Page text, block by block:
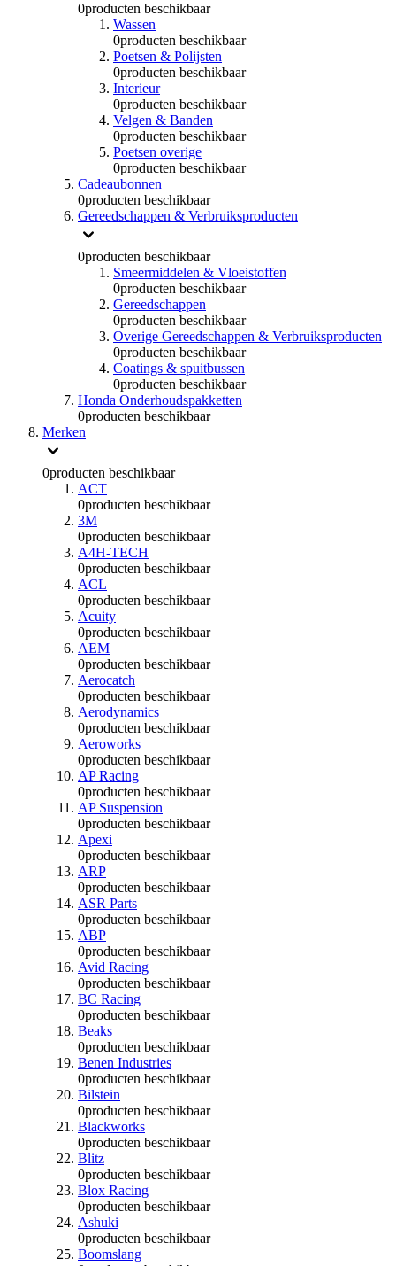
0producten beschikbaar
Wassen
0producten beschikbaar
Poetsen & Polijsten
0producten beschikbaar
Interieur
0producten beschikbaar
Velgen & Banden
0producten beschikbaar
Poetsen overige
0producten beschikbaar
Cadeaubonnen
0producten beschikbaar
Gereedschappen & Verbruiksproducten
0producten beschikbaar
Smeermiddelen & Vloeistoffen
0producten beschikbaar
Gereedschappen
0producten beschikbaar
Overige Gereedschappen & Verbruiksproducten
0producten beschikbaar
Coatings & spuitbussen
0producten beschikbaar
Honda Onderhoudspakketten
0producten beschikbaar
Merken
0producten beschikbaar
ACT
0producten beschikbaar
3M
0producten beschikbaar
A4H-TECH
0producten beschikbaar
ACL
0producten beschikbaar
Acuity
0producten beschikbaar
AEM
0producten beschikbaar
Aerocatch
0producten beschikbaar
Aerodynamics
0producten beschikbaar
Aeroworks
0producten beschikbaar
AP Racing
0producten beschikbaar
AP Suspension
0producten beschikbaar
Apexi
0producten beschikbaar
ARP
0producten beschikbaar
ASR Parts
0producten beschikbaar
ABP
0producten beschikbaar
Avid Racing
0producten beschikbaar
BC Racing
0producten beschikbaar
Beaks
0producten beschikbaar
Benen Industries
0producten beschikbaar
Bilstein
0producten beschikbaar
Blackworks
0producten beschikbaar
Blitz
0producten beschikbaar
Blox Racing
0producten beschikbaar
Ashuki
0producten beschikbaar
Boomslang